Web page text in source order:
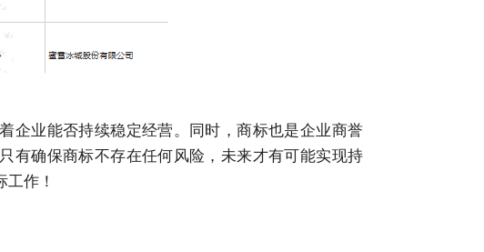
企业能否持续稳定经营。同时，商标也是企业商誉
只有确保商标不存在任何风险，未来才有可能实现持
工作！